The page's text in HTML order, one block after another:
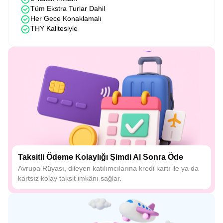
Tüm Ekstra Turlar Dahil
Her Gece Konaklamalı
THY Kalitesiyle
Taksitli Ödeme Kolaylığı Şimdi Al Sonra Öde
Avrupa Rüyası, dileyen katılımcılarına kredi kartı ile ya da
kartsız kolay taksit imkânı sağlar.